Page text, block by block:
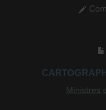
Ministres